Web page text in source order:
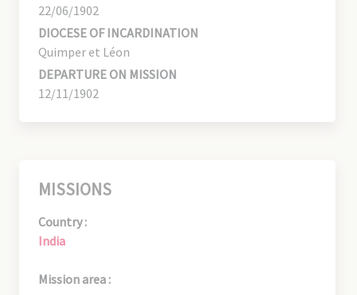
22/06/1902
DIOCESE OF INCARDINATION
Quimper et Léon
DEPARTURE ON MISSION
12/11/1902
MISSIONS
Country :
India
Mission area :